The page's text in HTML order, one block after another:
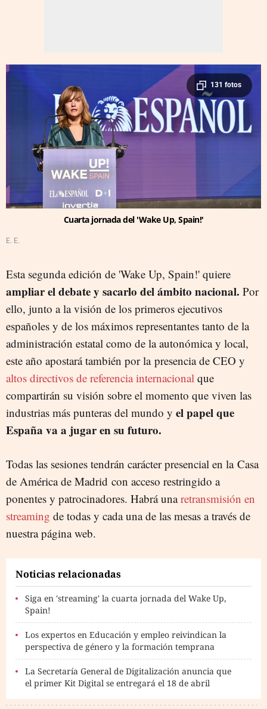
131 fotos
Cuarta jornada del 'Wake Up, Spain!'
E. E.
Esta segunda edición de 'Wake Up, Spain!' quiere
ampliar el debate y sacarlo del ámbito nacional. Por
ello, junto a la visión de los primeros ejecutivos
españoles y de los máximos representantes tanto de la
administración estatal como de la autonómica y local,
este año apostará también por la presencia de CEO y
altos directivos de referencia internacional que
compartirán su visión sobre el momento que viven las
industrias más punteras del mundo y el papel que
España va a jugar en su futuro.
Todas las sesiones tendrán carácter presencial en la Casa
de América de Madrid con acceso restringido a
ponentes y patrocinadores. Habrá unaretransmisión en
streaming de todas y cada una de las mesas a través de
nuestra página web.
Noticias relacionadas
Siga en 'streaming' la cuarta jornada del Wake Up,
Spain!
Los expertos en Educación y empleo reivindican la
perspectiva de género y la formación temprana
La Secretaría General de Digitalización anuncia que
el primer Kit Digital se entregará el 18 de abril